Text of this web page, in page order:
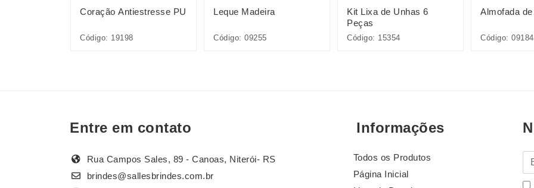
Coração Antiestresse PU
Código: 19198
Leque Madeira
Código: 09255
Kit Lixa de Unhas 6
Peças
Código: 15354
Almofada
Código: 09184
Entre em contato
Rua Campos Sales, 89 - Canoas, Niterói- RS
brindes@sallesbrindes.com.br
Informações
Todos os Produtos
Página Inicial